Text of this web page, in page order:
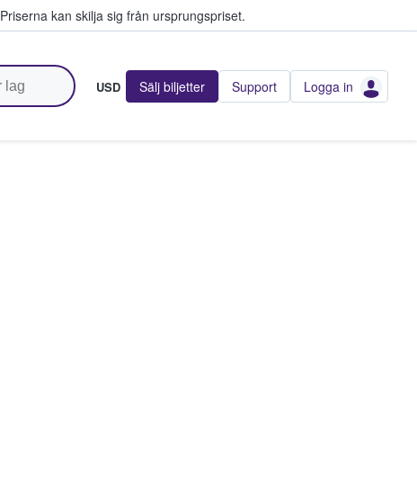
Priserna kan skilja sig från ursprungspriset.
USD Sälj biljetter Support Logga in